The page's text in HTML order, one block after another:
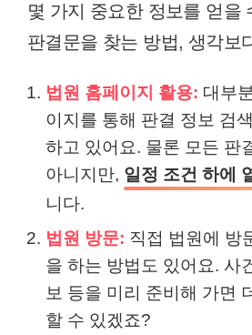
몇 가지 중요한 정보를 얻을
판결문을 찾는 방법, 생각보
법원 홈페이지 활용: 대부
이지를 통해 판결 정보 검
하고 있어요. 물론 모든 판
아니지만, 일정 조건 하에
니다.
법원 방문: 직접 법원에 방
을 하는 방법도 있어요. 사
보 등을 미리 준비해 가면
할 수 있겠죠?